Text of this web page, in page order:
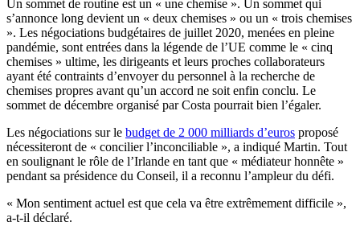
Un sommet de routine est un « une chemise ». Un sommet qui
s’annonce long devient un « deux chemises » ou un « trois chemises
». Les négociations budgétaires de juillet 2020, menées en pleine
pandémie, sont entrées dans la légende de l’UE comme le « cinq
chemises » ultime, les dirigeants et leurs proches collaborateurs
ayant été contraints d’envoyer du personnel à la recherche de
chemises propres avant qu’un accord ne soit enfin conclu. Le
sommet de décembre organisé par Costa pourrait bien l’égaler.
Les négociations sur le budget de 2 000 milliards d’euros proposé
nécessiteront de « concilier l’inconciliable », a indiqué Martin. Tout
en soulignant le rôle de l’Irlande en tant que « médiateur honnête »
pendant sa présidence du Conseil, il a reconnu l’ampleur du défi.
« Mon sentiment actuel est que cela va être extrêmement difficile »,
a-t-il déclaré.